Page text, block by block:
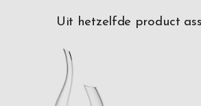
Uit hetzelfde product